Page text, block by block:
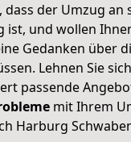
dass der Umzug an
ist, und wollen
Gedanken über
Lehnen Sie
passende
mit Ihrem
Harburg